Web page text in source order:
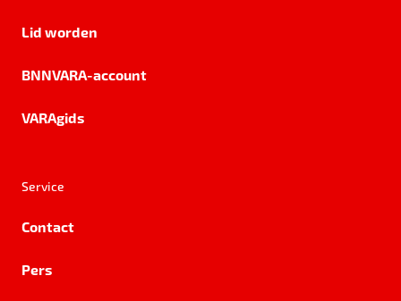
Lid worden
BNNVARA-account
VARAgids
Service
Contact
Pers